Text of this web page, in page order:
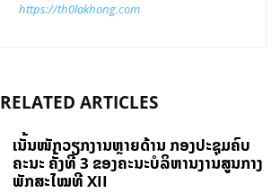
https://th0lakhong.com
RELATED ARTICLES
ເນັ້ນໜັກວຽກງານຫຼາຍດ້ານ ກອງປະຊຸມຄົບ
ຄະນະ ຄັ້ງທີ 3 ຂອງຄະນະບໍລິຫານງານສູນກາງ
ພັກສະໄໝທີ XII